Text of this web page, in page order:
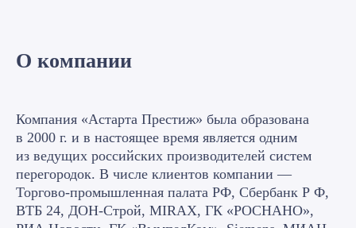
О компании
Компания «Астарта Престиж» была образована
в 2000 г. и в настоящее время является одним
из ведущих российских производителей систем
перегородок. В числе клиентов компании —
Торгово-промышленная палата РФ, Сбербанк Р Ф,
ВТБ 24, ДОН-Строй, MIRAX, ГК «РОСНАНО»,